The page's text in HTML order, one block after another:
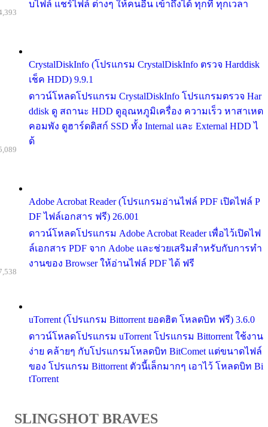
บไฟล์ แชร์ไฟล์ ต่างๆ ให้คนอื่น เข้าถึงได้ ทุกที่ ทุกเวลา
CrystalDiskInfo (โปรแกรม CrystalDiskInfo ตรวจ Harddisk
เช็ค HDD) 9.9.1
ดาวน์โหลดโปรแกรม CrystalDiskInfo โปรแกรมตรวจ Har
ddisk ดู สถานะ HDD ดูอุณหภูมิเครื่อง ความเร็ว หาสาเหต
คอมพัง ดูฮาร์ดดิสก์ SSD ทั้ง Internal และ External HDD ไ
ด้
Adobe Acrobat Reader (โปรแกรมอ่านไฟล์ PDF เปิดไฟล์ P
DF ไฟล์เอกสาร ฟรี) 26.001
ดาวน์โหลดโปรแกรม Adobe Acrobat Reader เพื่อไว้เปิดไฟ
ล์เอกสาร PDF จาก Adobe และช่วยเสริมสำหรับกับการทำ
งานของ Browser ให้อ่านไฟล์ PDF ได้ ฟรี
uTorrent (โปรแกรม Bittorrent ยอดฮิต โหลดบิท ฟรี) 3.6.0
ดาวน์โหลดโปรแกรม uTorrent โปรแกรม Bittorrent ใช้งาน
ง่าย คล้ายๆ กับโปรแกรมโหลดบิท BitComet แต่ขนาดไฟล์
ของ โปรแกรม Bittorrent ตัวนี้เล็กมากๆ เอาไว้ โหลดบิท Bi
tTorrent
SLINGSHOT BRAVES